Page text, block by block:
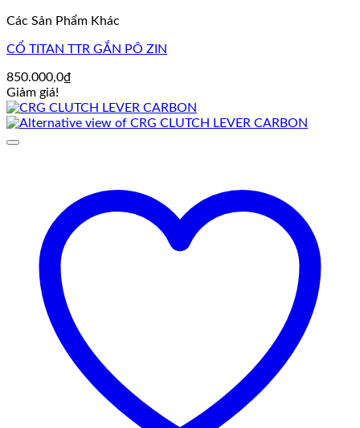
Các Sản Phẩm Khác
CỔ TITAN TTR GẮN PÔ ZIN
850.000,0₫
Giảm giá!